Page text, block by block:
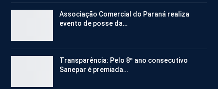
Associação Comercial do Paraná realiza
evento de posse da…
Transparência: Pelo 8º ano consecutivo
Sanepar é premiada…